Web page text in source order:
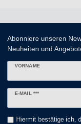
Abonniere unseren
Neuheiten und
VORNAME
E-MAIL ***
Newsletter
Hiermit bestätige ich,